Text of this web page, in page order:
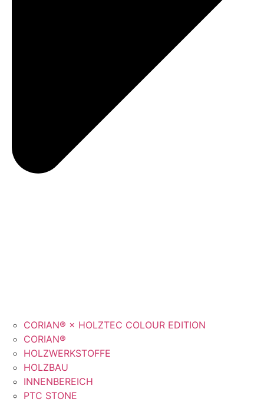
CORIAN® × HOLZTEC COLOUR EDITION
CORIAN®
HOLZWERKSTOFFE
HOLZBAU
INNENBEREICH
PTC STONE